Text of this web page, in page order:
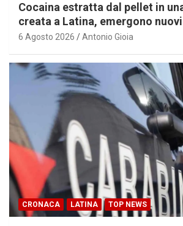
Cocaina estratta dal pellet in
creata a Latina, emergono
6 Agosto 2026 Antonio Gioia
CRONACA LATINA TOP NEWS